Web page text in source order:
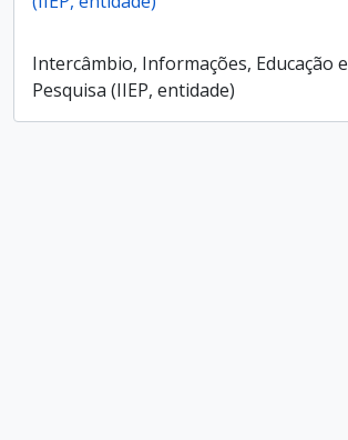
Intercâmbio, Informações, Educação e
Pesquisa (IIEP, entidade)